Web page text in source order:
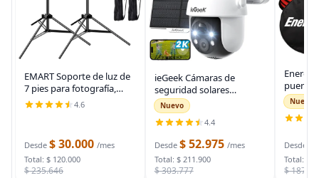
EMART Soporte de luz de
7 pies para fotografía,
soporte de trípode
portátil para fotos y
con funda de
4.6
Desde $ 30.000 /mes
Total: $ 120.000
$ 235.646
ieGeek Cámaras de
seguridad solares
inalámbricas para
exteriores, cámara WiFi 2K
para sistema de
seguridad del hogar,
cámara de vigilancia
Nuevo
4.4
Desde $ 52.975 /mes
Total: $ 211.900
$ 303.777
puente
auto,
para
bolsa
Nuevo
Desde
Total: $
$